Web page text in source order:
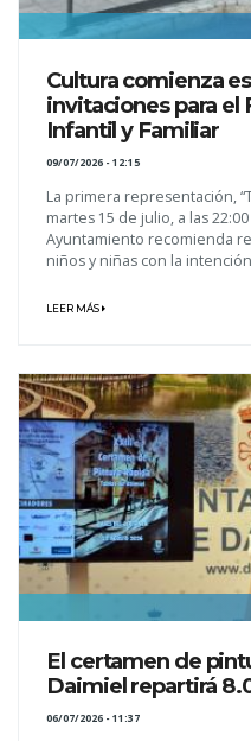
Cultura comienza
invitaciones para el
Infantil y Familiar
09/07/2026 - 12:15
La primera representación,
martes 15 de julio, a las
Ayuntamiento recomienda
niños y niñas con la
LEER MÁS
El certamen de
Daimiel repartirá
06/07/2026 - 11:37